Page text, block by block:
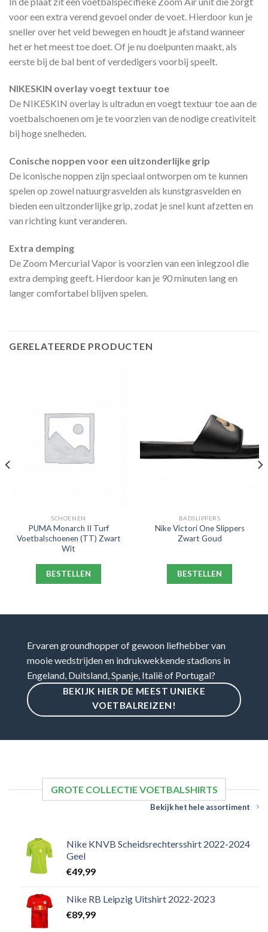
voor een extra verend gevoel onder de voet. Hierdoor kun je
sneller over het veld bewegen en houdt je afstand wanneer
het er het meest toe doet. Of je nu doelpunten maakt, als
eerste bij de bal bent of verdedigers voorbij speelt.
NIKESKIN overlay voegt textuur toe
De NIKESKIN overlay is ultradun en voegt textuur toe aan de
voetbalschoenen om je te voorzien van de nodige creativiteit
bij hoge snelheden.
Conische noppen voor een uitzonderlijke grip
De iconische noppen zijn speciaal ontworpen om te kunnen
spelen op zowel natuurgrasvelden als kunstgrasvelden en
bieden een uitzonderlijke grip, zodat je snel kunt afzetten en
van richting kunt veranderen.
Extra demping
De Zoom Mercurial Vapor is voorzien van een inlegzool die
extra demping geeft. Hierdoor kan je 90 minuten lang en
langer comfortabel blijven spelen.
GERELATEERDE PRODUCTEN
SCHOENEN
PUMA Monarch II Turf
Voetbalschoenen (TT) Zwart
Wit
BESTELLEN
BADSLIPPERS
Nike Victori One Slippers
Zwart Goud
BESTELLEN
Ervaren groundhopper of gewoon liefhebber van
mooie wedstrijden en indrukwekkende stadions in
Engeland, Duitsland, Spanje, Italië of Portugal?
BEKIJK HIER DE MEEST UNIEKE
VOETBALREIZEN!
GROTE COLLECTIE VOETBALSHIRTS
Bekijk het hele assortiment
Nike KNVB Scheidsrechtersshirt 2022-2024
Geel
€49,99
Nike RB Leipzig Uitshirt 2022-2023
€89,99